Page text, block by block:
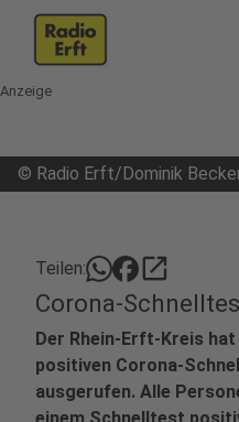
Anzeige
© Radio Erft/Dominik
Teilen: open_in_new
Corona-
Der Rhein-Erft-Kreis
positiven Corona-
ausgerufen. Alle